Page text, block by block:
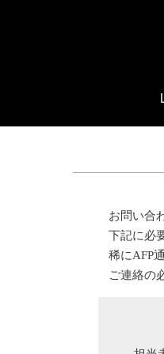
お問い合
下記に必
稀にAFP
ご連絡の